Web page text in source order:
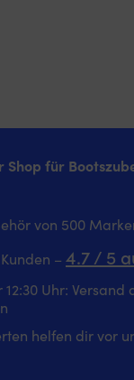
Shop für
von 500
– 4.7 / 5
Uhr: Versand
helfen dir vor